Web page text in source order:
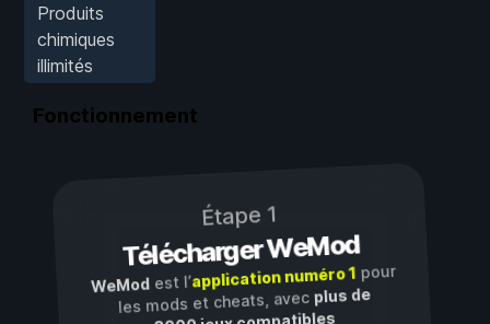
Produits
chimiques
illimités
Fonctionnement
Étape 1
Télécharger WeMod
WeModest l’application numéro 1pour
les mods et cheats, avec plus de